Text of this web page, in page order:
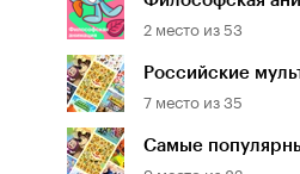
2 место из53
Российские
7 место из35
Самые